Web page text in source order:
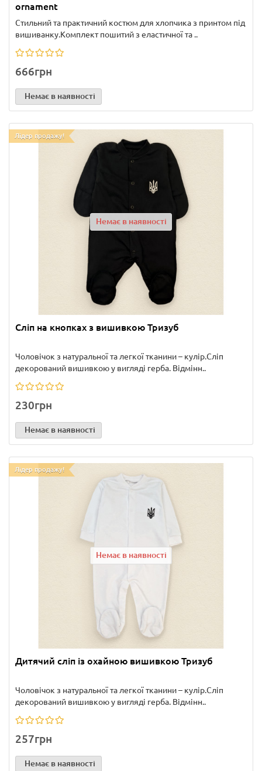
ornament
Стильний та практичний костюм для хлопчика з принтом під
вишиванку.Комплект пошитий з еластичної та ..
666грн
Немає в наявності
Лідер продажу!
Немає в наявності
Сліп на кнопках з вишивкою Тризуб
Чоловічок з натуральної та легкої тканини – кулір.Сліп
декорований вишивкою у вигляді герба. Відмінн..
230грн
Немає в наявності
Лідер продажу!
Немає в наявності
Дитячий сліп із охайною вишивкою Тризуб
Чоловічок з натуральної та легкої тканини – кулір.Сліп
декорований вишивкою у вигляді герба. Відмінн..
257грн
Немає в наявності